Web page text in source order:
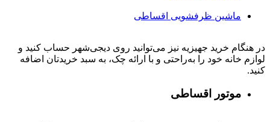
ماشین ظرفشویی اقساطی
در هنگام خرید جهیزیه نیز می‌توانید روی دیجی‌شهر حساب کنید و
لوازم خانه خود را به‌راحتی و با ارائه چک، به سبد خریدتان اضافه
کنید.
موتور اقساطی